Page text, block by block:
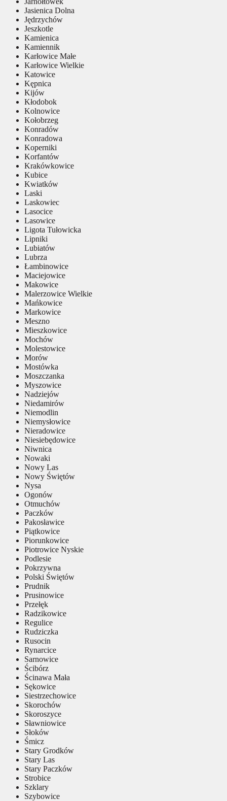
Jasienica Dolna
Jędrzychów
Jeszkotle
Kamienica
Kamiennik
Karłowice Małe
Karłowice Wielkie
Katowice
Kępnica
Kijów
Kłodobok
Kolnowice
Kołobrzeg
Konradów
Konradowa
Koperniki
Korfantów
Krakówkowice
Kubice
Kwiatków
Laski
Laskowiec
Lasocice
Lasowice
Ligota Tułowicka
Lipniki
Lubiatów
Lubrza
Łambinowice
Maciejowice
Makowice
Malerzowice Wielkie
Mańkowice
Markowice
Meszno
Mieszkowice
Mochów
Molestowice
Morów
Mostówka
Moszczanka
Myszowice
Nadziejów
Niedamirów
Niemodlin
Niemysłowice
Nieradowice
Niesiebędowice
Niwnica
Nowaki
Nowy Las
Nowy Świętów
Nysa
Ogonów
Otmuchów
Paczków
Pakosławice
Piątkowice
Piorunkowice
Piotrowice Nyskie
Podlesie
Pokrzywna
Polski Świętów
Prudnik
Prusinowice
Przełęk
Radzikowice
Regulice
Rudziczka
Rusocin
Rynarcice
Sarnowice
Ścibórz
Ścinawa Mała
Sękowice
Siestrzechowice
Skorochów
Skoroszyce
Sławniowice
Słoków
Śmicz
Stary Grodków
Stary Las
Stary Paczków
Strobice
Szklary
Szybowice